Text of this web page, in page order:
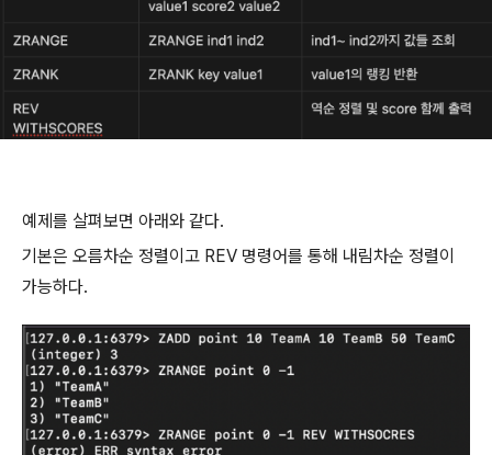
예제를 살펴보면 아래와 같다.
기본은 오름차순 정렬이고 REV 명령어를 통해 내림차순 정렬이
가능하다.